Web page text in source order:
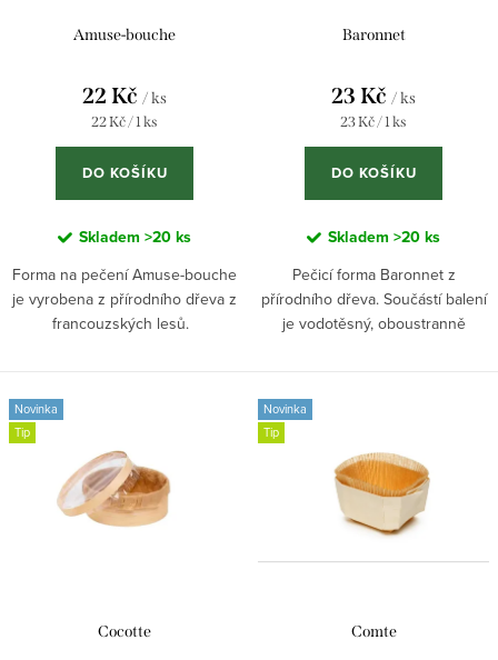
Amuse-bouche
22 Kč / ks
Měrná
22 Kč / 1 ks
DO KOŠÍKU
Skladem >20 ks
Forma na pečení Amuse-bouche
je vyrobena z přírodního dřeva z
francouzských lesů.
Baronnet
23 Kč / ks
Měrná
23 Kč / 1 ks
DO KOŠÍKU
Skladem >20 ks
Pečicí forma Baronnet z
přírodního dřeva. Součástí balení
je vodotěsný, oboustranně
briošky. Odolnost od...
Novinka
Tip
Cocotte
Novinka
Tip
Comte